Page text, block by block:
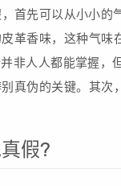
首先可以从小小的
革香味，这种气味
非人人都能掌握，
真伪的关键。其次
假?